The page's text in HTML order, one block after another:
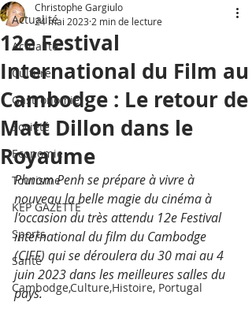
Actualité
Actualité
Culture
Gastronomie
Société
Economie
Tourisme
KEP GAZETTE
Sports
Santé
Cambodge,Culture,Histoire, Portugal
12e Festival
International du Film au
Cambodge : Le retour de
Matt Dillon dans le
Royaume
Christophe Gargiulo
24 mai 2023 2 min de lecture
Phnom Penh se prépare à vivre à
nouveau la belle magie du cinéma à
l'occasion du très attendu 12e Festival
international du film du Cambodge
(CIFF) qui se déroulera du 30 mai au 4
juin 2023 dans les meilleures salles du
pays.